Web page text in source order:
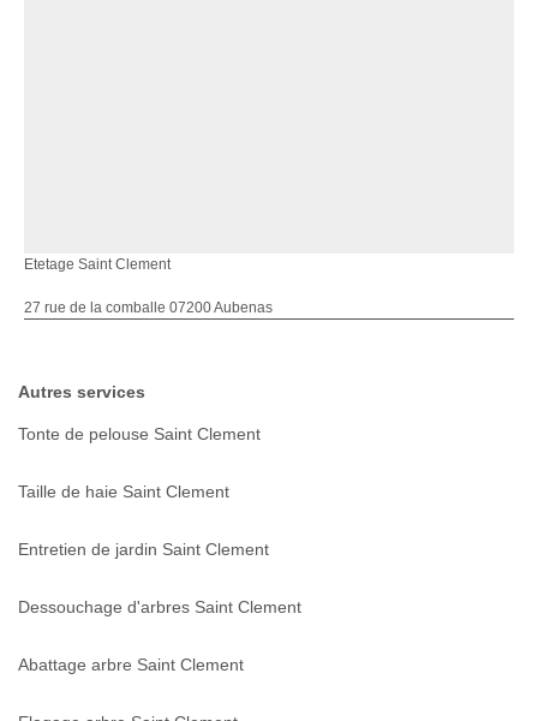
Etetage Saint Clement
27 rue de la comballe 07200 Aubenas
Autres services
Tonte de pelouse Saint Clement
Taille de haie Saint Clement
Entretien de jardin Saint Clement
Dessouchage d'arbres Saint Clement
Abattage arbre Saint Clement